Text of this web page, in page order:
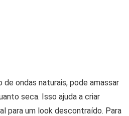
ondas naturais, pode amassar
seca. Isso ajuda a criar
para um look descontraído. Para